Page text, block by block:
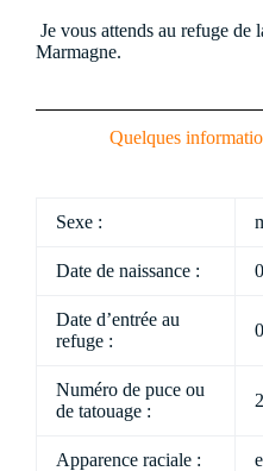
Je vous attends au refuge de
Marmagne.
Quelques
Sexe :
Date de naissance :
Date d’entrée au
refuge :
Numéro de puce ou
de tatouage :
Apparence raciale :